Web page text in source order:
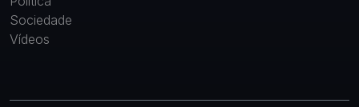
Sociedade
Vídeos